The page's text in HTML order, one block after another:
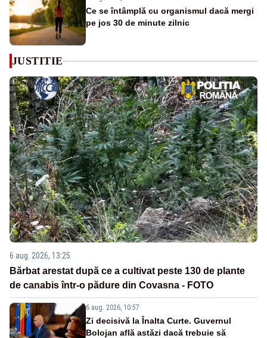
Ce se întâmplă cu organismul dacă mergi
pe jos 30 de minute zilnic
JUSTITIE
6 aug. 2026, 13:25
Bărbat arestat după ce a cultivat peste 130 de plante
de canabis într-o pădure din Covasna - FOTO
6 aug. 2026, 10:57
Zi decisivă la Înalta Curte. Guvernul
Bolojan află astăzi dacă trebuie să